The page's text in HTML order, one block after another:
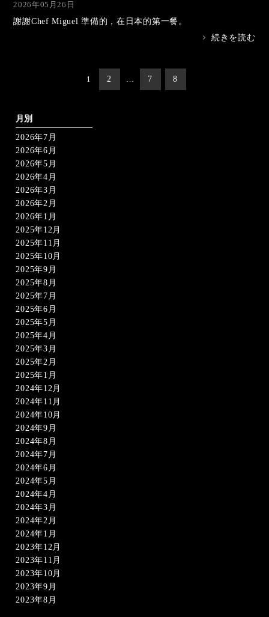
2026年05月26日
謝謝Chef Miguel 準備的，在日本的第一餐。
>
続きを読む
ー
ジ
送
り
1 2 … 7 8
月別
2026年7月
2026年6月
2026年5月
2026年4月
2026年3月
2026年2月
2026年1月
2025年12月
2025年11月
2025年10月
2025年9月
2025年8月
2025年7月
2025年6月
2025年5月
2025年4月
2025年3月
2025年2月
2025年1月
2024年12月
2024年11月
2024年10月
2024年9月
2024年8月
2024年7月
2024年6月
2024年5月
2024年4月
2024年3月
2024年2月
2024年1月
2023年12月
2023年11月
2023年10月
2023年9月
2023年8月